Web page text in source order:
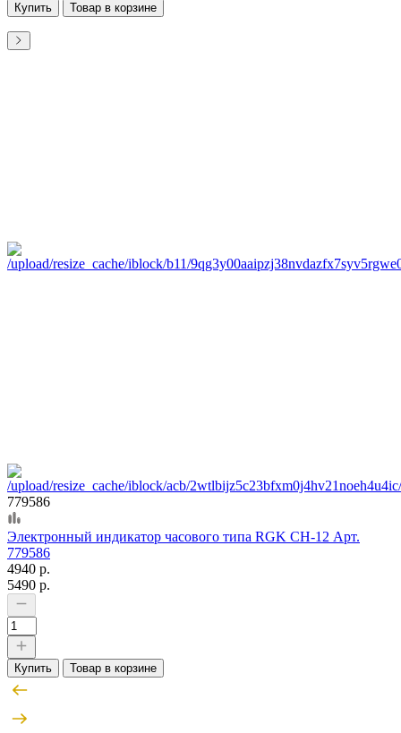
Купить Товар в корзине
779586
Электронный индикатор часового типа RGK CH-12 Арт.
779586
4940 р.
5490 р.
Купить Товар в корзине